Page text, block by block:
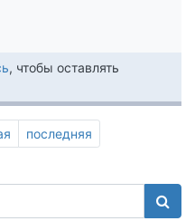
, чтобы оставлять
Последняя
страница
последняя